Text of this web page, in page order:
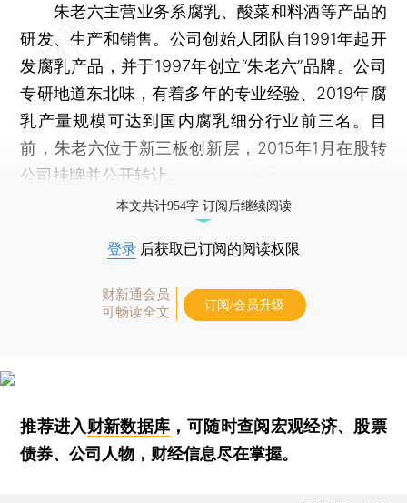
朱老六主营业务系腐乳、酸菜和料酒等产品的
研发、生产和销售。公司创始人团队自1991年起开
发腐乳产品，并于1997年创立“朱老六”品牌。公司
专研地道东北味，有着多年的专业经验、2019年腐
乳产量规模可达到国内腐乳细分行业前三名。目
前，朱老六位于新三板创新层，2015年1月在股转
公司挂牌并公开转让。
本文共计954字 订阅后继续阅读
登录 后获取已订阅的阅读权限
财新通会员
可畅读全文
订阅/会员升级
推荐进入财新数据库 ，可随时查阅宏观经济、股票
债券、公司人物，财经信息尽在掌握。